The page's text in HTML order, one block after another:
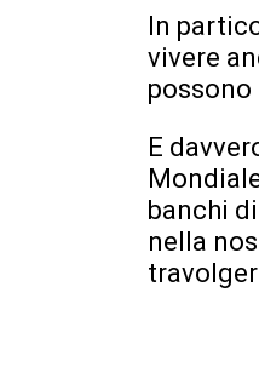
In
vivere
possono
E
banchi
nella